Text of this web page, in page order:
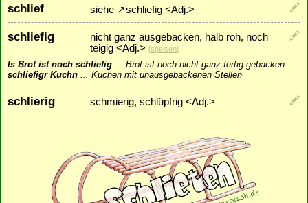
schlief siehe ↗schliefig <Adj.>
schliefig
nicht ganz ausgebacken, halb roh, noch
teigig <Adj.> [speisen]
Is Brot ist noch schliefig
Brot ist noch nicht ganz fertig gebacken
schliefigr Kuchn
Kuchen mit unausgebackenen Stellen
schlierig schmierig, schlüpfrig <Adj.>